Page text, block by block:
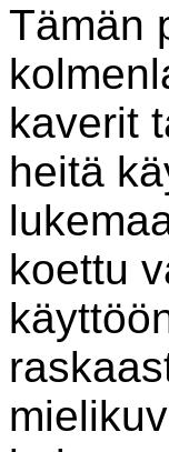
Tämän
kaverit
heitä
koettu